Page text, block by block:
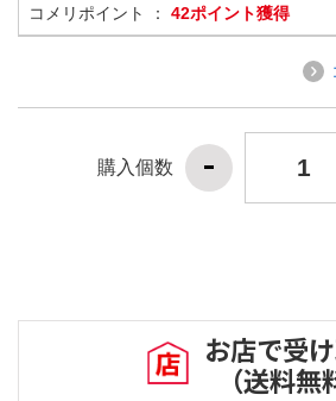
コメリポイント ： 42ポイント獲得
購入個数
お店で受
（送料無